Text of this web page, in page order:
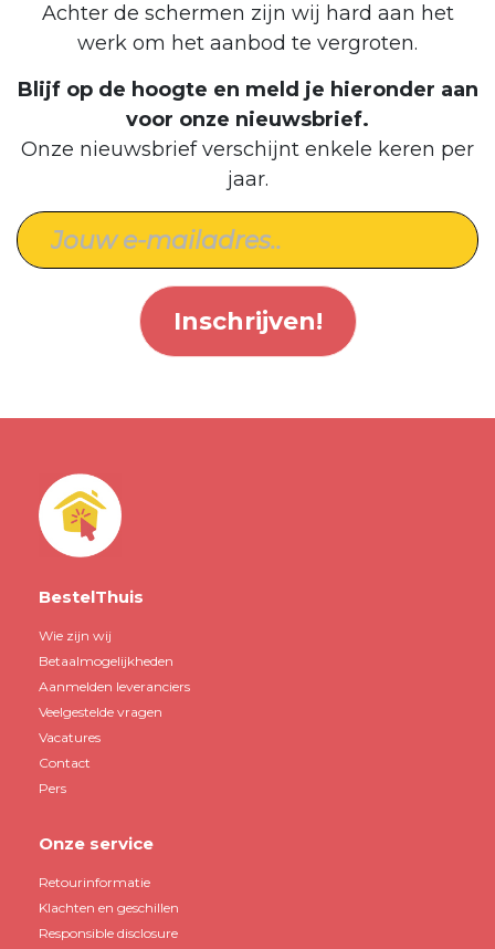
Achter de schermen zijn wij hard aan het
werk om het aanbod te vergroten.
Blijf op de hoogte en meld je hieronder aan
voor onze nieuwsbrief.
Onze nieuwsbrief verschijnt enkele keren per
jaar.
Inschrijven!
BestelThuis
Wie zijn wij
Betaalmogelijkheden
Aanmelden leveranciers
Veelgestelde vragen
Vacatures
Contact
Pers
Onze service
Retourinformatie
Klachten en geschillen
Responsible disclosure